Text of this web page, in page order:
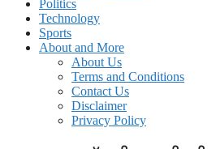
Politics
Technology
Sports
About and More
About Us
Terms and Conditions
Contact Us
Disclaimer
Privacy Policy